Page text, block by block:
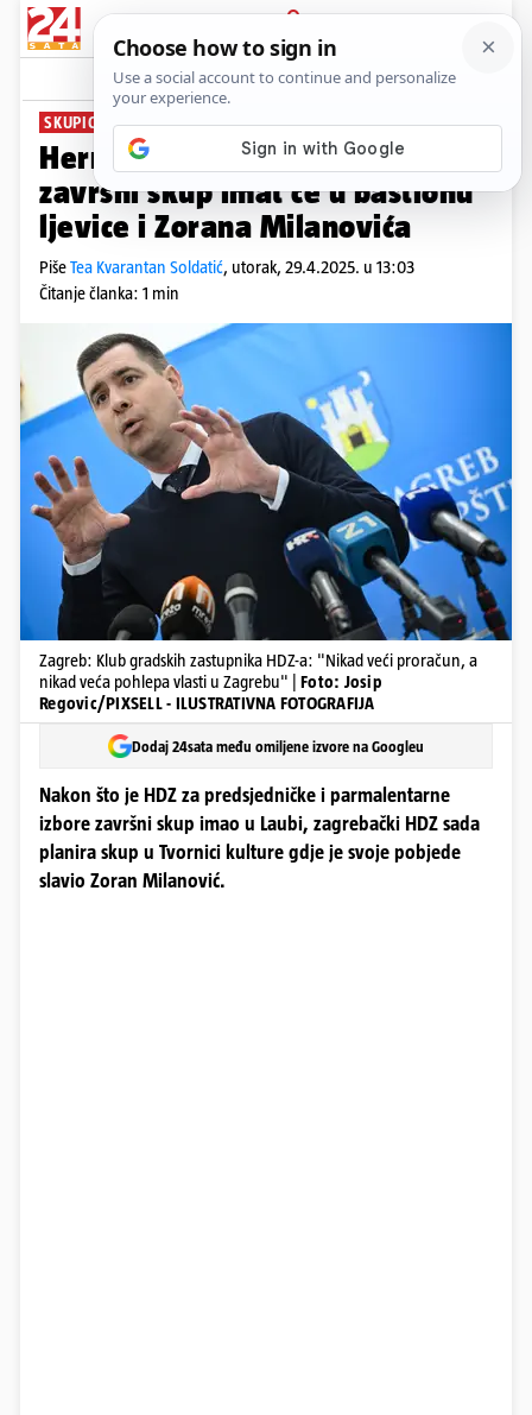
PRIJAVA
News Komentari
SKUPIO 10.000 POTPISA
Herman 'ukrao' Tvornicu: Svoj
završni skup imat će u bastionu
ljevice i Zorana Milanovića
PišeTea Kvarantan Soldatić, utorak, 29.4.2025. u 13:03
Čitanje članka: 1 min
Zagreb: Klub gradskih zastupnika HDZ-a: "Nikad veći proračun, a
nikad veća pohlepa vlasti u Zagrebu" | Foto: Josip
Regovic/PIXSELL - ILUSTRATIVNA FOTOGRAFIJA
Dodaj 24sata među omiljene izvore na Googleu
Nakon što je HDZ za predsjedničke i parmalentarne
izbore završni skup imao u Laubi, zagrebački HDZ sada
planira skup u Tvornici kulture gdje je svoje pobjede
slavio Zoran Milanović.